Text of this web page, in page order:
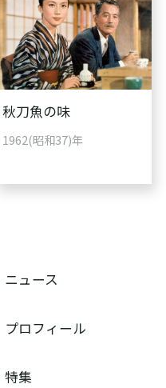
秋刀魚の味
1962(昭和37)年
ニュース
プロフィール
特集